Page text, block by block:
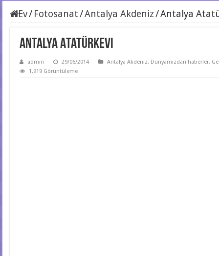
Ev/ Fotosanat/Antalya Akdeniz/Antalya
Antalya Atatürkevi
admin 29/06/2014 Antalya Akdeniz, Dünyamızdan haberler,
1,919 Görüntüleme